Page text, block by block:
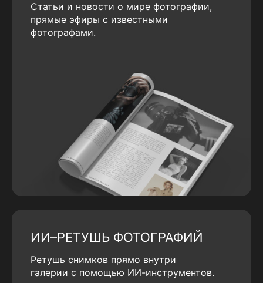
Статьи и новости о мире фотографии,
прямые эфиры с известными
фотографами.
ИИ–РЕТУШЬ ФОТОГРАФИЙ
Ретушь снимков прямо внутри
галерии с помощью ИИ-инструментов.